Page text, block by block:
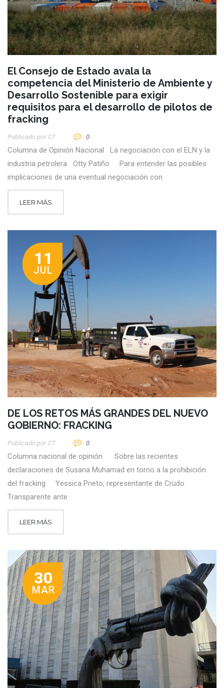
El Consejo de Estado avala la
competencia del Ministerio de Ambiente y
Desarrollo Sostenible para exigir
requisitos para el desarrollo de pilotos de
fracking
Publicado por CT 0
Columna de Opinión Nacional La negociación con el ELN y la
industria petrolera Otty Patiño Para entender las posibles
implicaciones de una eventual negociación con
LEER MÁS
11
JUL
DE LOS RETOS MÁS GRANDES DEL NUEVO
GOBIERNO: FRACKING
Publicado por CT 0
Columna nacional de opinión Sobre las recientes
declaraciones de Susana Muhamad en torno a la prohibición
del fracking Yessica Prieto, representante de Crudo
Transparente ante
LEER MÁS
30
MAR